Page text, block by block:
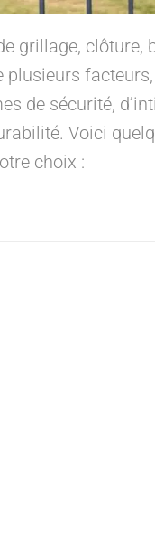
grillage, clôture,
plusieurs
de sécurité,
Voici
choix :